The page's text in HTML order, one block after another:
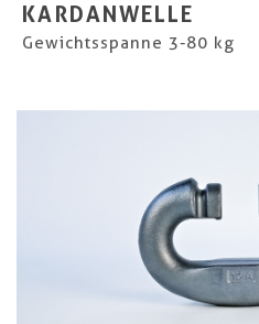
KARDANWELLE
Gewichtsspanne 3-80 kg